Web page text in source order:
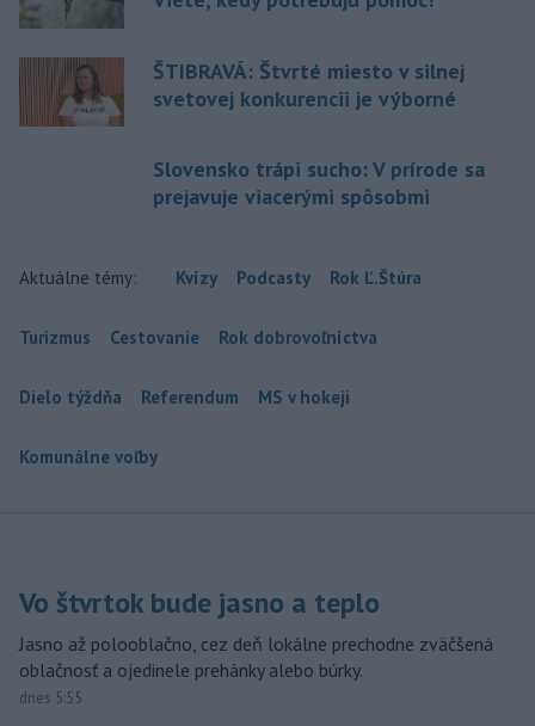
ŠTIBRAVÁ: Štvrté miesto v silnej
svetovej konkurencii je výborné
Slovensko trápi sucho: V prírode sa
prejavuje viacerými spôsobmi
Aktuálne témy: Kvízy Podcasty Rok Ľ.Štúra
Turizmus Cestovanie Rok dobrovoľníctva
Dielo týždňa Referendum MS v hokeji
Komunálne voľby
Vo štvrtok bude jasno a teplo
Jasno až polooblačno, cez deň lokálne prechodne zväčšená
oblačnosť a ojedinele prehánky alebo búrky.
dnes 5:55